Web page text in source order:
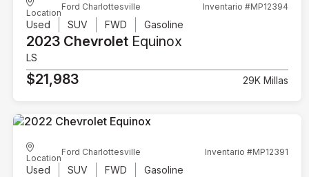
Location
Ford Charlottesville Inventario #MP12394
Used SUV FWD Gasoline
2023 Chevrolet Equinox
LS
$21,983 29K Millas
Location
Ford Charlottesville Inventario #MP12391
Used SUV FWD Gasoline